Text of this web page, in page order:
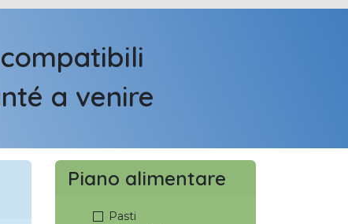
a venire
Piano alimentare
Pasti